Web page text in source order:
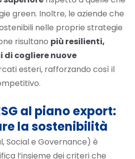
green. Inoltre, le aziende che
nelle proprie strategie
risultano più resilienti,
di cogliere nuove
esteri, rafforzando così il
al piano export:
la sostenibilità
Social e Governance) è
l’insieme dei criteri che